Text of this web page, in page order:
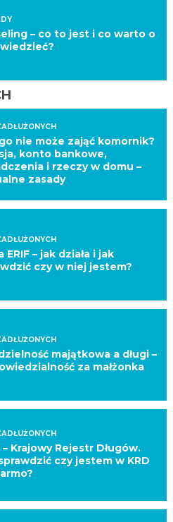
– co to jest i co warto o
nie może zająć komornik?
konto bankowe,
i rzeczy w domu –
zasady
ERIF – jak działa i jak
czy w niej jestem?
majątkowa a długi –
za małżonka
– Krajowy Rejestr Długów.
czy jestem w KRD